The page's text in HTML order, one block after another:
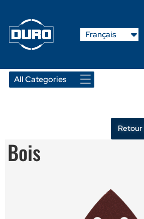
Français
Nederlands
Retour
Bois